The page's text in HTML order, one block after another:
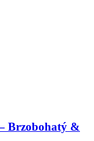
Brzobohatý &